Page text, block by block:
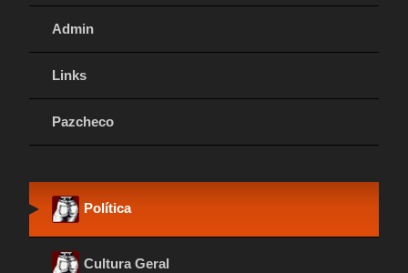
Admin
Links
Pazcheco
Política
Cultura Geral